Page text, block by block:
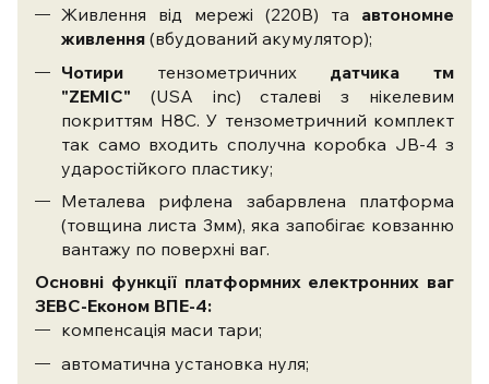
Живлення від мережі (220В) та автономне
живлення (вбудований акумулятор);
Чотири тензометричних датчика тм
"ZEMIC" (USA inc) сталеві з нікелевим
покриттям Н8С. У тензометричний комплект
так само входить сполучна коробка JB-4 з
ударостійкого пластику;
Металева рифлена забарвлена ​​платформа
(товщина листа 3мм), яка запобігає ковзанню
вантажу по поверхні ваг.
Основні функції платформних електронних ваг
ЗЕВС-Економ ВПЕ-4:
компенсація маси тари;
автоматична установка нуля;